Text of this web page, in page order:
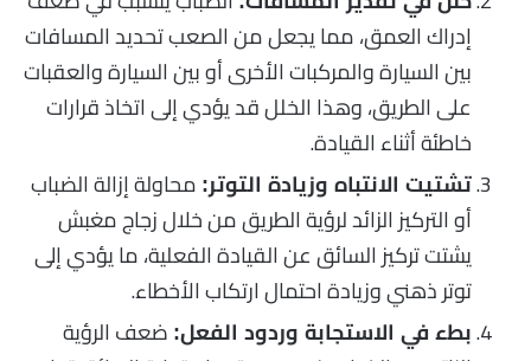
إدراك العمق، مما يجعل من الصعب تحديد المسافات
بين السيارة والمركبات الأخرى أو بين السيارة والعقبات
على الطريق، وهذا الخلل قد يؤدي إلى اتخاذ قرارات
خاطئة أثناء القيادة.
تشتيت الانتباه وزيادة التوتر: محاولة إزالة الضباب
أو التركيز الزائد لرؤية الطريق من خلال زجاج مغبش
يشتت تركيز السائق عن القيادة الفعلية، ما يؤدي إلى
توتر ذهني وزيادة احتمال ارتكاب الأخطاء.
بطء في الاستجابة وردود الفعل: ضعف الرؤية